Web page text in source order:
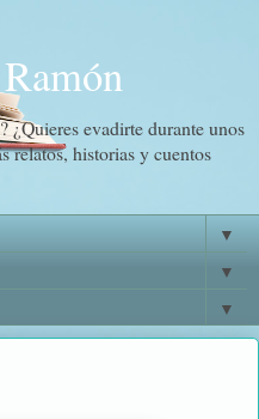
¿Quieres evadirte durante unos
relatos, historias y cuentos
▼
▼
▼